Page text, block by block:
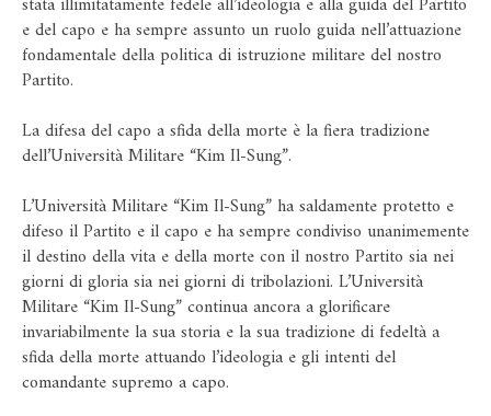
e del capo e ha sempre assunto un ruolo guida nell’attuazione
fondamentale della politica di istruzione militare del nostro
Partito.
La difesa del capo a sfida della morte è la fiera tradizione
dell’Università Militare “Kim Il-Sung”.
L’Università Militare “Kim Il-Sung” ha saldamente protetto e
difeso il Partito e il capo e ha sempre condiviso unanimemente
il destino della vita e della morte con il nostro Partito sia nei
giorni di gloria sia nei giorni di tribolazioni. L’Università
Militare “Kim Il-Sung” continua ancora a glorificare
invariabilmente la sua storia e la sua tradizione di fedeltà a
sfida della morte attuando l’ideologia e gli intenti del
comandante supremo a capo.